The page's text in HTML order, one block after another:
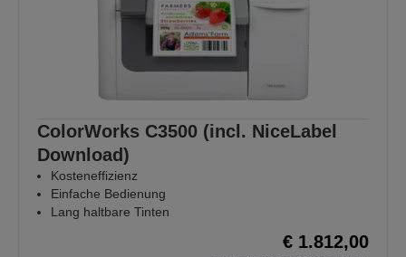
ColorWorks C3500 (incl. NiceLabel
Download)
Kosteneffizienz
Einfache Bedienung
Lang haltbare Tinten
€ 1.812,00